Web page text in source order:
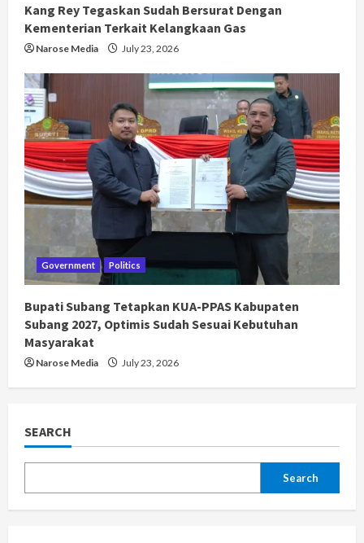
Kang Rey Tegaskan Sudah Bersurat Dengan
Kementerian Terkait Kelangkaan Gas
Narose Media July 23, 2026
Government Politics
Bupati Subang Tetapkan KUA-PPAS Kabupaten
Subang 2027, Optimis Sudah Sesuai Kebutuhan
Masyarakat
Narose Media July 23, 2026
SEARCH
Search